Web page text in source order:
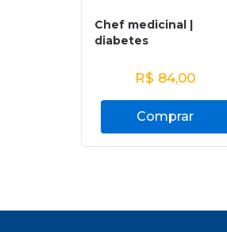
Chef medicinal |
diabetes
R$ 84,00
Comprar